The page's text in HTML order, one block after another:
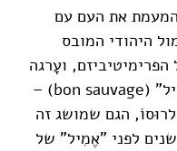
את העם עם
היהודי המובס
ועָרגה
בנוסטלגיה אל רעיון "הפרא האציל" (bon sauvage) –
הגם שמושג זה
שנים לפני "אֶמִיל" של